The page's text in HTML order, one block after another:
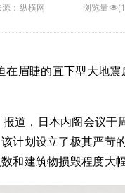
源：纵横网 浏览量
在眉睫的直下型大地
道，日本内阁会议
计划设立了极其严苛
和建筑物损毁程度大